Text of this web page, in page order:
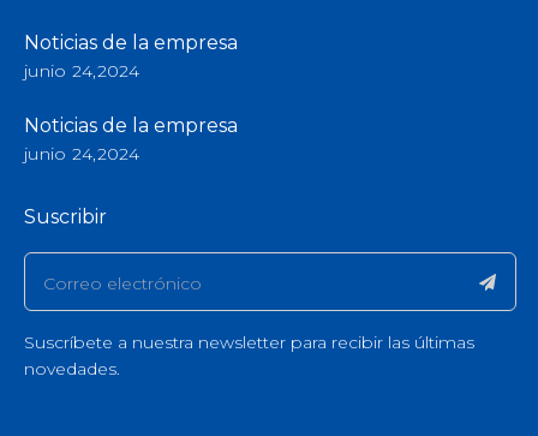
Noticias de la empresa
junio 24,2024
Noticias de la empresa
junio 24,2024
Suscribir
Suscríbete a nuestra newsletter para recibir las últimas
novedades.